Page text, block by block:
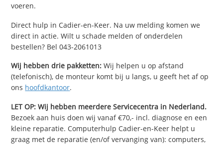
voeren.
Direct hulp in Cadier-en-Keer. Na uw melding komen we
direct in actie. Wilt u schade melden of onderdelen
bestellen? Bel 043-2061013
Wij hebben drie pakketten: Wij helpen u op afstand
(telefonisch), de monteur komt bij u langs, u geeft het af op
ons hoofdkantoor.
LET OP: Wij hebben meerdere Servicecentra in Nederland.
Bezoek aan huis doen wij vanaf €70,- incl. diagnose en een
kleine reparatie. Computerhulp Cadier-en-Keer helpt u
graag met de reparatie (en/of vervanging van): computers,